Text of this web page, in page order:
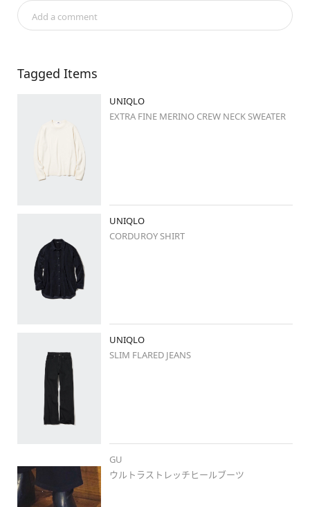
#ユニクロ
#ユニクロコーデ
#ユニクロニット部
#ニットコーデ
#秋冬コーデ
#秋カラー
#冬コーデ
#モノトーンコーデ
#骨格ナチュラル
#高身長コーデ
#イオンモール新利府南館店
Add a comment
Tagged Items
UNIQLO
EXTRA FINE MERINO CREW NECK SWEATER
UNIQLO
CORDUROY SHIRT
UNIQLO
SLIM FLARED JEANS
GU
ウルトラストレッチヒールブーツ